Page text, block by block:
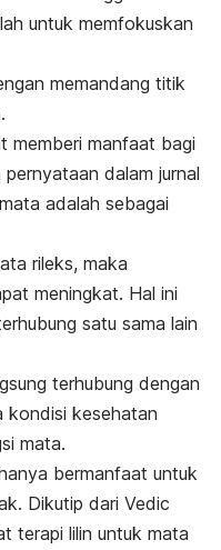
untuk memfokuskan
memandang titik
memberi manfaat bagi
dalam jurnal
adalah sebagai
rileks, maka
meningkat. Hal ini
satu sama lain
terhubung dengan
kondisi kesehatan
mata.
bermanfaat untuk
Dikutip dari Vedic
terapi lilin untuk mata